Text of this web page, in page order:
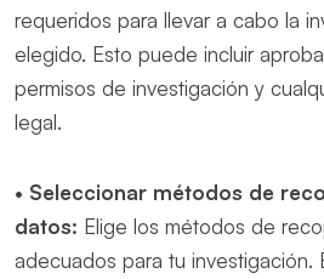
requeridos para llevar a cabo la
elegido. Esto puede incluir
permisos de investigación y
legal.
• Seleccionar métodos de
datos: Elige los métodos de
adecuados para tu investigación.